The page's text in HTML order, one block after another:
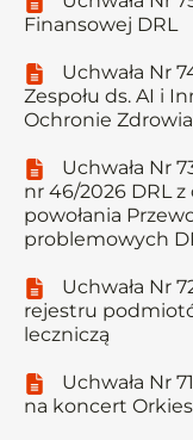
Finansowej DRL
Uchwała Nr
Zespołu ds. AI i
Ochronie Zdrowia
Uchwała Nr
nr 46/2026 DRL
powołania
problemowych
Uchwała Nr
rejestru
leczniczą
Uchwała Nr
na koncert